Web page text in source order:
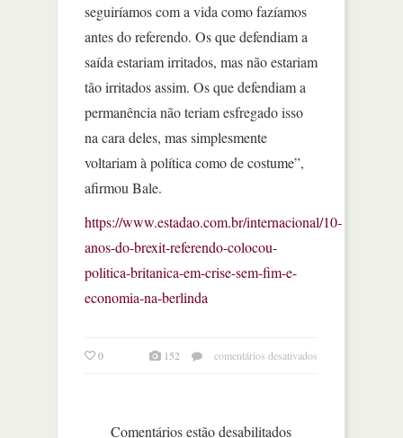
seguiríamos com a vida como fazíamos
antes do referendo. Os que defendiam a
saída estariam irritados, mas não estariam
tão irritados assim. Os que defendiam a
permanência não teriam esfregado isso
na cara deles, mas simplesmente
voltariam à política como de costume”,
afirmou Bale.
https://www.estadao.com.br/internacional/10-
anos-do-brexit-referendo-colocou-
politica-britanica-em-crise-sem-fim-e-
economia-na-berlinda
0 152 comentários desativados
Comentários estão desabilitados